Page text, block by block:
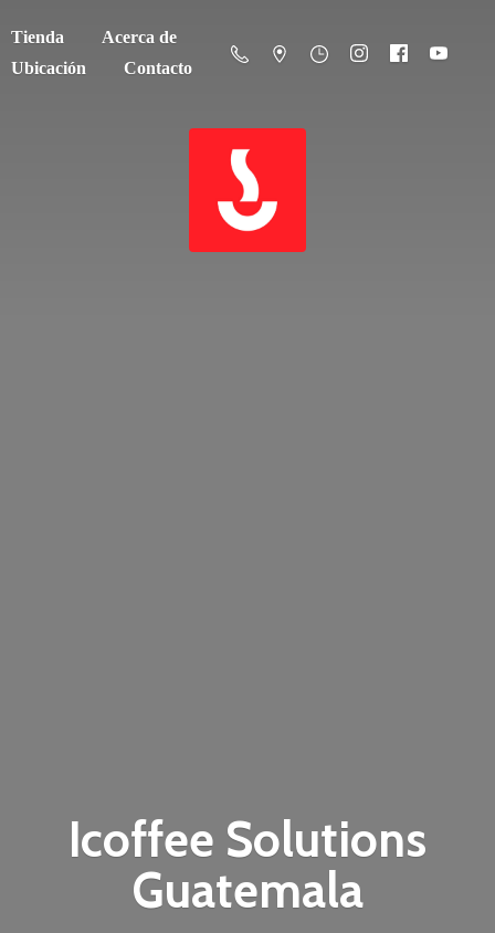
Tienda
Acerca de
Ubicación
Contacto
Icoffee Solutions
Guatemala